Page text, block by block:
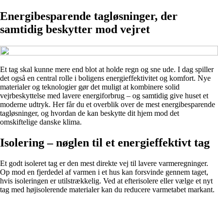
Energibesparende tagløsninger, der
samtidig beskytter mod vejret
Et tag skal kunne mere end blot at holde regn og sne ude. I dag spiller
det også en central rolle i boligens energieffektivitet og komfort. Nye
materialer og teknologier gør det muligt at kombinere solid
vejrbeskyttelse med lavere energiforbrug – og samtidig give huset et
moderne udtryk. Her får du et overblik over de mest energibesparende
tagløsninger, og hvordan de kan beskytte dit hjem mod det
omskiftelige danske klima.
Isolering – nøglen til et energieffektivt tag
Et godt isoleret tag er den mest direkte vej til lavere varmeregninger.
Op mod en fjerdedel af varmen i et hus kan forsvinde gennem taget,
hvis isoleringen er utilstrækkelig. Ved at efterisolere eller vælge et nyt
tag med højisolerende materialer kan du reducere varmetabet markant.